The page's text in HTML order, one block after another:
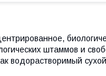
штаммов и
водорастворимый